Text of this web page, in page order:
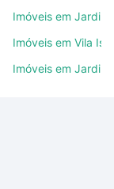
para
metragem e
com 4
Imóveis em Jardim
Imóveis em Vila
Imóveis em Jardim